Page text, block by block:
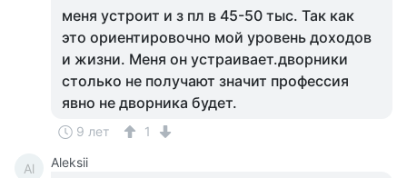
меня устроит и з пл в 45-50 тыс. Так как
это ориентировочно мой уровень доходов
и жизни. Меня он устраивает.дворники
столько не получают значит профессия
явно не дворника будет.
9 лет 1
Al Aleksii